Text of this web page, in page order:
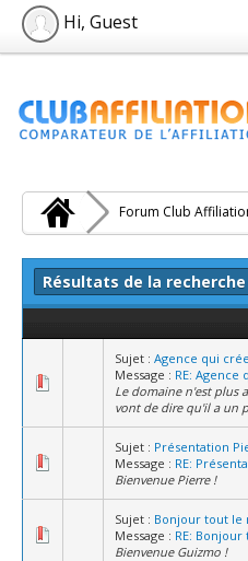
Hi, Guest
Forum Club
Résultats de la recherche
Sujet : Agence qui
Message : RE: Agence
Le domaine n'est plus
vont de dire qu'il a un
Sujet : Présentation
Message : RE:
Bienvenue Pierre !
Sujet : Bonjour tout le
Message : RE:
Bienvenue Guizmo !